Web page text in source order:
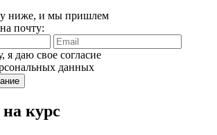
ниже, и мы пришлем
почту:
даю свое согласие
данных
курс